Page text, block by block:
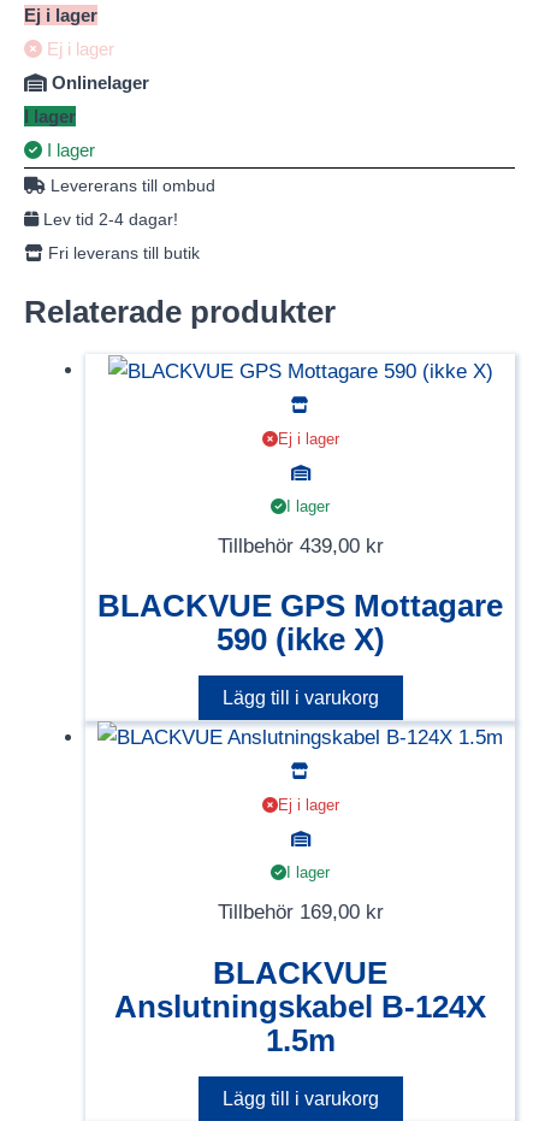
Ej i lager
Ej i lager
Onlinelager
I lager
I lager
Levererans till ombud
Lev tid 2-4 dagar!
Fri leverans till butik
Relaterade produkter
Ej i lager
I lager
Tillbehör 439,00 kr
BLACKVUE GPS Mottagare
590 (ikke X)
Lägg till i varukorg
Ej i lager
I lager
Tillbehör 169,00 kr
BLACKVUE
Anslutningskabel B-124X
1.5m
Lägg till i varukorg